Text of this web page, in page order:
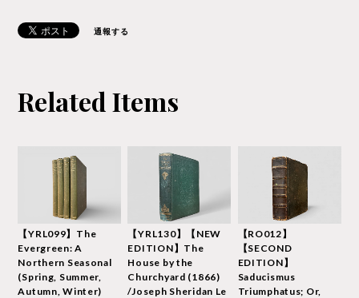
通報する
Related Items
【YRL099】The
Evergreen: A
Northern Seasonal
(Spring, Summer,
Autumn, Winter)
【YRL130】【NEW
EDITION】The
House by the
Churchyard (1866)
/Joseph Sheridan Le
【RO012】
【SECOND
EDITION】
Saducismus
Triumphatus; Or,